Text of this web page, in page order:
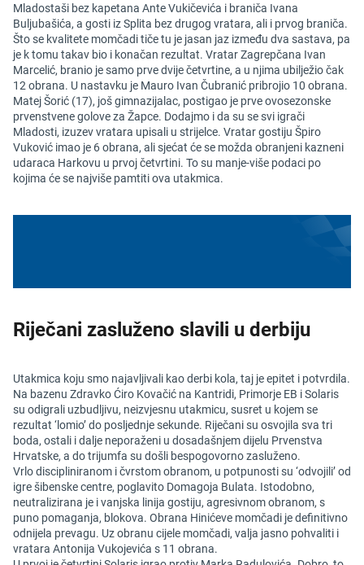
Mladostaši bez kapetana Ante Vukičevića i braniča Ivana
Buljubašića, a gosti iz Splita bez drugog vratara, ali i prvog braniča.
Što se kvalitete momčadi tiče tu je jasan jaz između dva sastava, pa
je k tomu takav bio i konačan rezultat. Vratar Zagrepčana Ivan
Marcelić, branio je samo prve dvije četvrtine, a u njima ubilježio čak
12 obrana. U nastavku je Mauro Ivan Čubranić pribrojio 10 obrana.
Matej Šorić (17), još gimnazijalac, postigao je prve ovosezonske
prvenstvene golove za Žapce. Dodajmo i da su se svi igrači
Mladosti, izuzev vratara upisali u strijelce. Vratar gostiju Špiro
Vuković imao je 6 obrana, ali sjećat će se možda obranjeni kazneni
udaraca Harkovu u prvoj četvrtini. To su manje-više podaci po
kojima će se najviše pamtiti ova utakmica.
Riječani zasluženo slavili u derbiju
Utakmica koju smo najavljivali kao derbi kola, taj je epitet i potvrdila.
Na bazenu Zdravko Ćiro Kovačić na Kantridi, Primorje EB i Solaris
su odigrali uzbudljivu, neizvjesnu utakmicu, susret u kojem se
rezultat ‘lomio’ do posljednje sekunde. Riječani su osvojila sva tri
boda, ostali i dalje neporaženi u dosadašnjem dijelu Prvenstva
Hrvatske, a do trijumfa su došli bespogovorno zasluženo.
Vrlo discipliniranom i čvrstom obranom, u potpunosti su ‘odvojili’ od
igre šibenske centre, poglavito Domagoja Bulata. Istodobno,
neutralizirana je i vanjska linija gostiju, agresivnom obranom, s
puno pomaganja, blokova. Obrana Hinićeve momčadi je definitivno
odnijela prevagu. Uz obranu cijele momčadi, valja jasno pohvaliti i
vratara Antonija Vukojevića s 11 obrana.